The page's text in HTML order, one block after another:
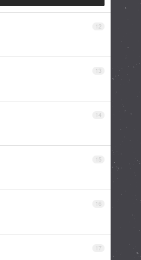
12
13
14
15
16
17